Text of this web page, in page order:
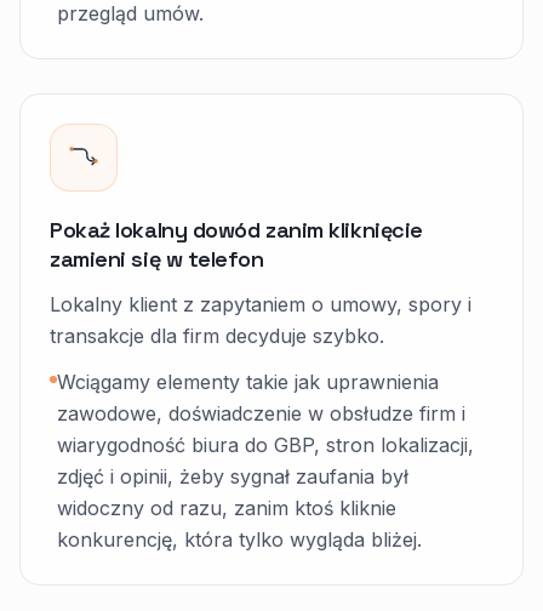
przegląd umów.
Pokaż lokalny dowód zanim kliknięcie
zamieni się w telefon
Lokalny klient z zapytaniem o umowy, spory i
transakcje dla firm decyduje szybko.
Wciągamy elementy takie jak uprawnienia
zawodowe, doświadczenie w obsłudze firm i
wiarygodność biura do GBP, stron lokalizacji,
zdjęć i opinii, żeby sygnał zaufania był
widoczny od razu, zanim ktoś kliknie
konkurencję, która tylko wygląda bliżej.